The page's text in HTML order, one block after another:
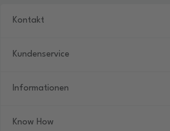
Kontakt
Kundenservice
Informationen
Know How